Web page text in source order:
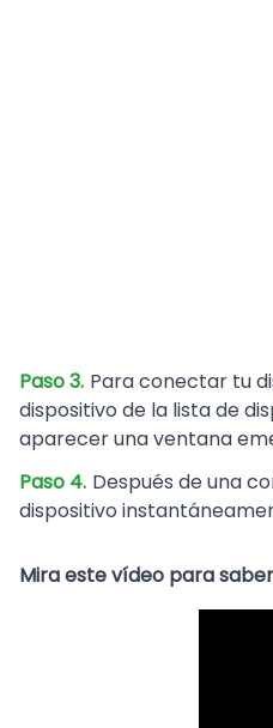
Paso 3. Para conectar tu
dispositivo de la lista de
aparecer una ventana
Paso 4. Después de una
dispositivo
Mira este vídeo para